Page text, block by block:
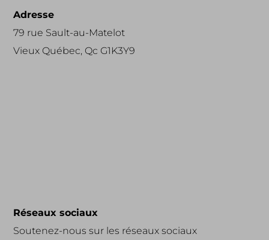
Adresse
79 rue Sault-au-Matelot
Vieux Québec, Qc G1K3Y9
Réseaux sociaux
Soutenez-nous sur les réseaux sociaux